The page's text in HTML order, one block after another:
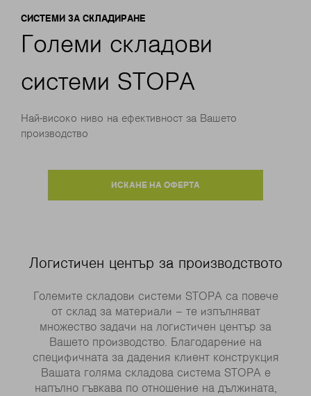
СИСТЕМИ ЗА СКЛАДИРАНЕ
Големи складови
системи STOPA
Най-високо ниво на ефективност за Вашето
производство
ИСКАНЕ НА ОФЕРТА
Логистичен център за производството
Големите складови системи STOPA са повече
от склад за материали – те изпълняват
множество задачи на логистичен център за
Вашето производство. Благодарение на
специфичната за дадения клиент конструкция
Вашата голяма складова система STOPA е
напълно гъвкава по отношение на дължината,